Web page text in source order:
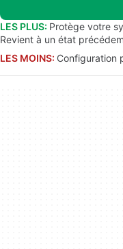
LES PLUS: Protège votre
Revient à un état
LES MOINS: Configuration